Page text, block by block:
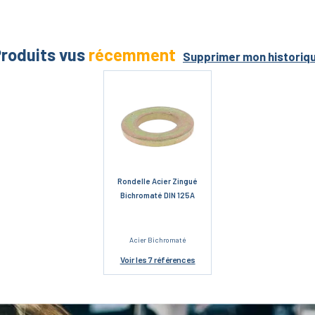
vus récemment Supprimer mon
Rondelle Acier Zingué
Bichromaté DIN 125A
Acier Bichromaté
Voirles 7 références